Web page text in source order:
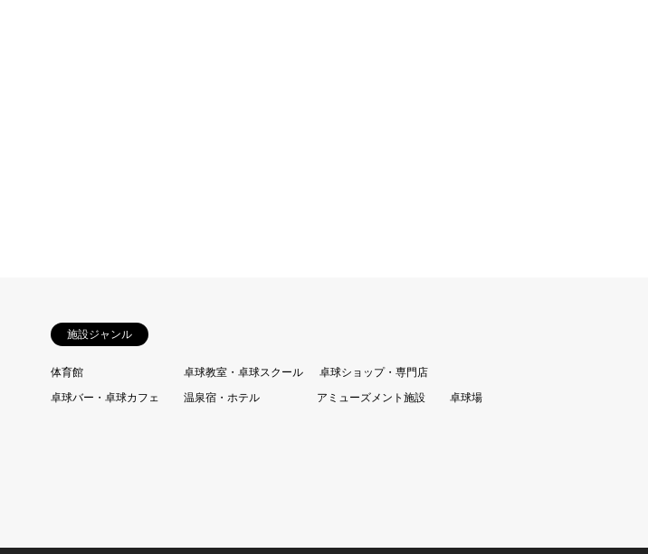
施設ジャンル
体育館 卓球教室・卓球スクール
卓球ショップ・専門店
卓球バー・卓球カフェ
温泉宿・ホテル アミューズメント施設 卓球場